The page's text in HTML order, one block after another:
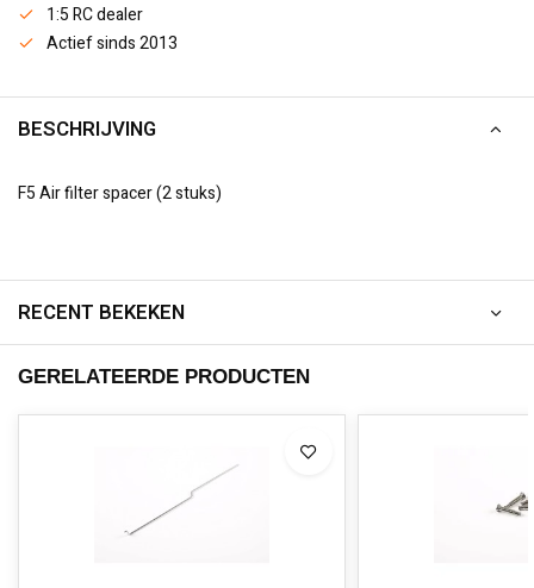
1:5 RC dealer
Actief sinds 2013
BESCHRIJVING
F5 Air filter spacer (2 stuks)
RECENT BEKEKEN
GERELATEERDE PRODUCTEN